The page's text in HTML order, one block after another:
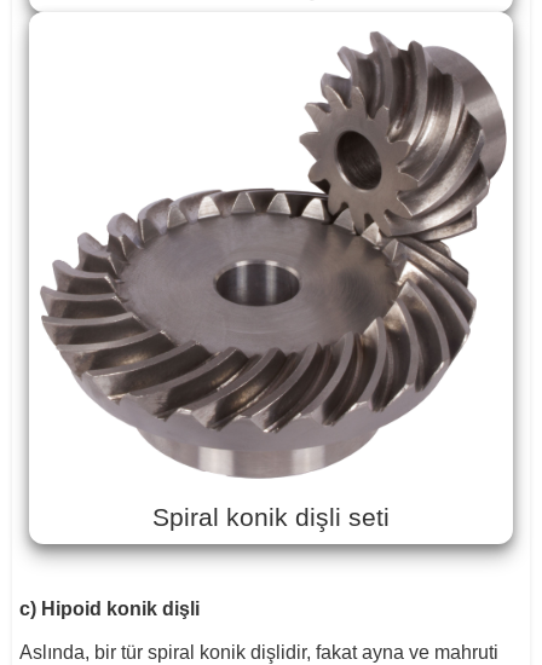
Spiral konik dişli seti
c) Hipoid konik dişli
Aslında, bir tür spiral konik dişlidir, fakat ayna ve mahruti